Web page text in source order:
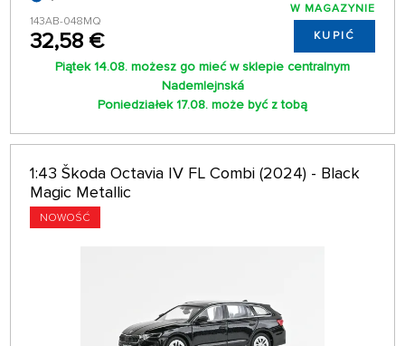
143AB-048MQ
32,58 €
W MAGAZYNIE
KUPIĆ
Piątek 14.08. możesz go mieć w sklepie centralnym
Nademlejnská
Poniedziałek 17.08. może być z tobą
1:43 Škoda Octavia IV FL Combi (2024) - Black
Magic Metallic
NOWOŚĆ